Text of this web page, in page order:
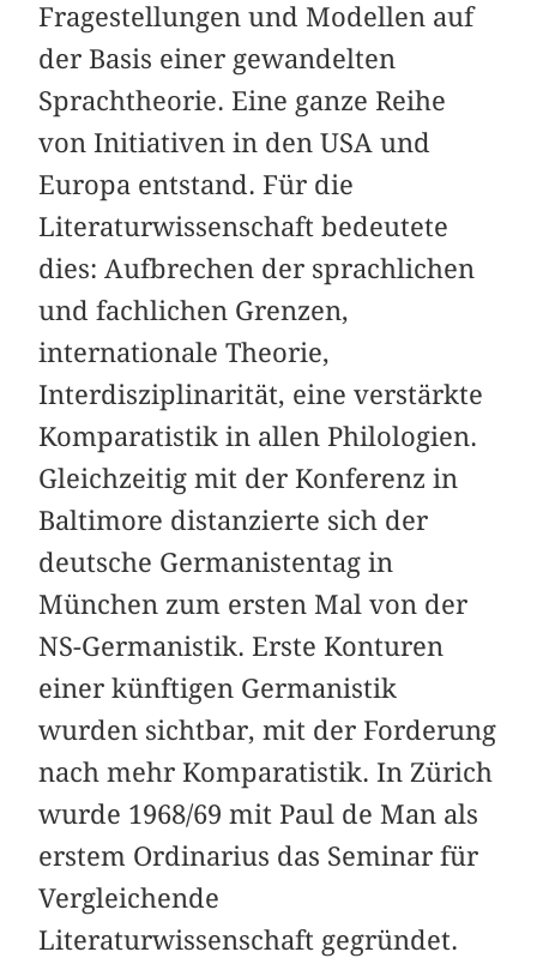
Fragestellungen und Modellen auf
der Basis einer gewandelten
Sprachtheorie. Eine ganze Reihe
von Initiativen in den USA und
Europa entstand. Für die
Literaturwissenschaft bedeutete
dies: Aufbrechen der sprachlichen
und fachlichen Grenzen,
internationale Theorie,
Interdisziplinarität, eine verstärkte
Komparatistik in allen Philologien.
Gleichzeitig mit der Konferenz in
Baltimore distanzierte sich der
deutsche Germanistentag in
München zum ersten Mal von der
NS-Germanistik. Erste Konturen
einer künftigen Germanistik
wurden sichtbar, mit der Forderung
nach mehr Komparatistik. In Zürich
wurde 1968/69 mit Paul de Man als
erstem Ordinarius das Seminar für
Vergleichende
Literaturwissenschaft gegründet.